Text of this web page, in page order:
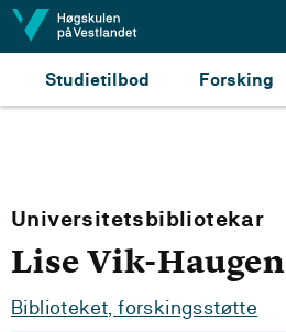
Hopp til innhald
Studietilbod Forsking
Universitetsbibliotekar
Lise Vik-Haugen
Biblioteket, forskingsstøtte